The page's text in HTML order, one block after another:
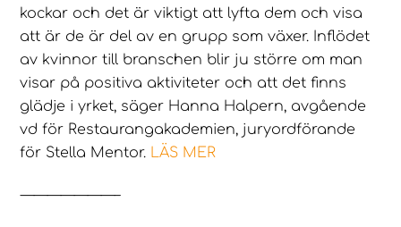
kockar och det är viktigt att lyfta dem och visa
att är de är del av en grupp som växer. Inflödet
av kvinnor till branschen blir ju större om man
visar på positiva aktiviteter och att det finns
glädje i yrket, säger Hanna Halpern, avgående
vd för Restaurangakademien, juryordförande
för Stella Mentor. LÄS MER
———————–